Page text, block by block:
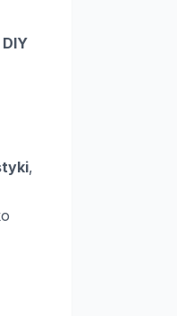
DIY
,